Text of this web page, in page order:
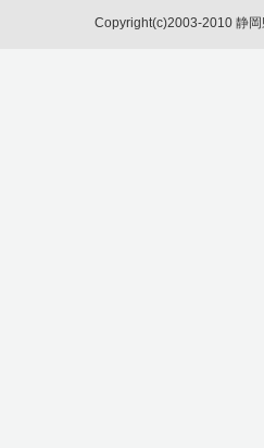
Copyright(c)2003-2010 静